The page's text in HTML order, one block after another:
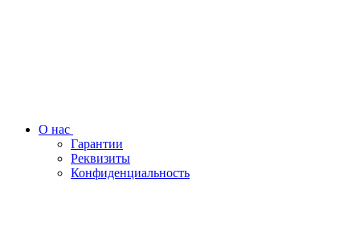
О нас
Гарантии
Реквизиты
Конфиденциальность